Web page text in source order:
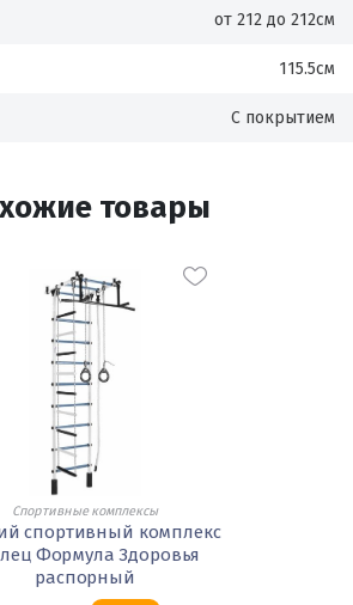
от 212 до 212см
115.5см
С покрытием
товары
Спортивные комплексы
спортивный комплекс
Формула Здоровья
распорный